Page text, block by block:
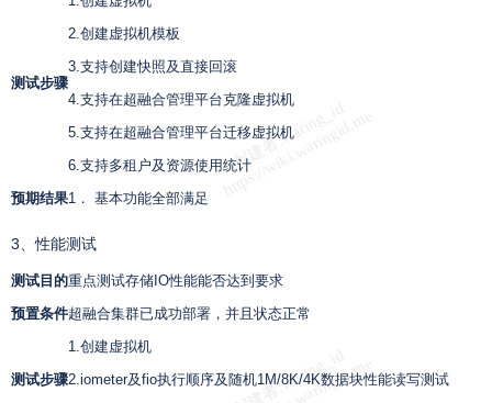
测试步骤
2.创建虚拟机模板
3.支持创建快照及直接回滚
4.支持在超融合管理平台克隆虚拟机
5.支持在超融合管理平台迁移虚拟机
6.支持多租户及资源使用统计
预期结果1． 基本功能全部满足
3、性能测试
测试目的重点测试存储IO性能能否达到要求
预置条件超融合集群已成功部署，并且状态正常
测试步骤
1.创建虚拟机
2.iometer及fio执行顺序及随机1M/8K/4K数据块性能读写测试